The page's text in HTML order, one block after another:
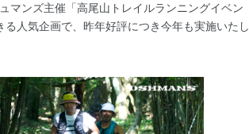
マンズ主催「高尾山トレイルランニングイベン
人気企画で、昨年好評につき今年も実施いたし